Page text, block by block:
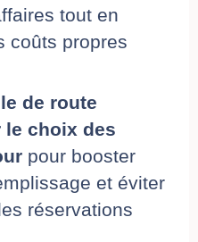
tout en
coûts propres
de route
le choix des
pour booster
et éviter
réservations